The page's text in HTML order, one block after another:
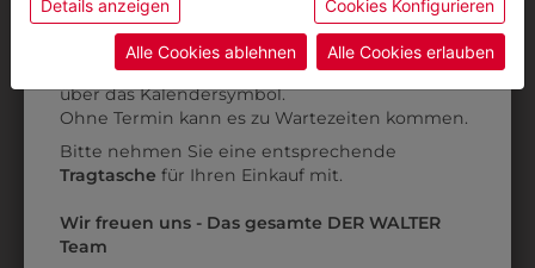
31259501620
DAMEN
BUNDJACKE
€ 109,90
312595020
DAMEN
BUNDJACKE
€ 109,90
ein, und es besteht das Risiko, dass US-Behörden
Daten ohne Klagemöglichkeit für Europäer überwachen.
Datenschutzerklärungbzw. im
Details anzeigen Cookies Konfigurieren
Alle Cookies ablehnen Alle Cookies erlauben
Online Shop: Klick auf SCHULE in der
Kategorie und die richtige Schule auswählen.
AnprobeVorort im Geschäft: Termin buchen
über das Kalendersymbol.
Ohne Termin kann es zu Wartezeiten kommen.
Bitte nehmen Sie eine entsprechende
Tragtasche für Ihren Einkauf mit.
Wir freuen uns - Das gesamte DER WALTER
Team